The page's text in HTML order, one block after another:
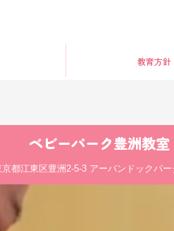
教育方針
ベビーパーク豊洲教室
京都江東区豊洲2-5-3 アーバンドックパ